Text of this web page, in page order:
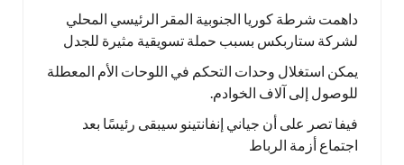
داهمت شرطة كوريا الجنوبية المقر الرئيسي المحلي
لشركة ستاربكس بسبب حملة تسويقية مثيرة للجدل
يمكن استغلال وحدات التحكم في اللوحات الأم المعطلة
للوصول إلى آلاف الخوادم.
فيفا تصر على أن جياني إنفانتينو سيبقى رئيسًا بعد
اجتماع أزمة الرباط